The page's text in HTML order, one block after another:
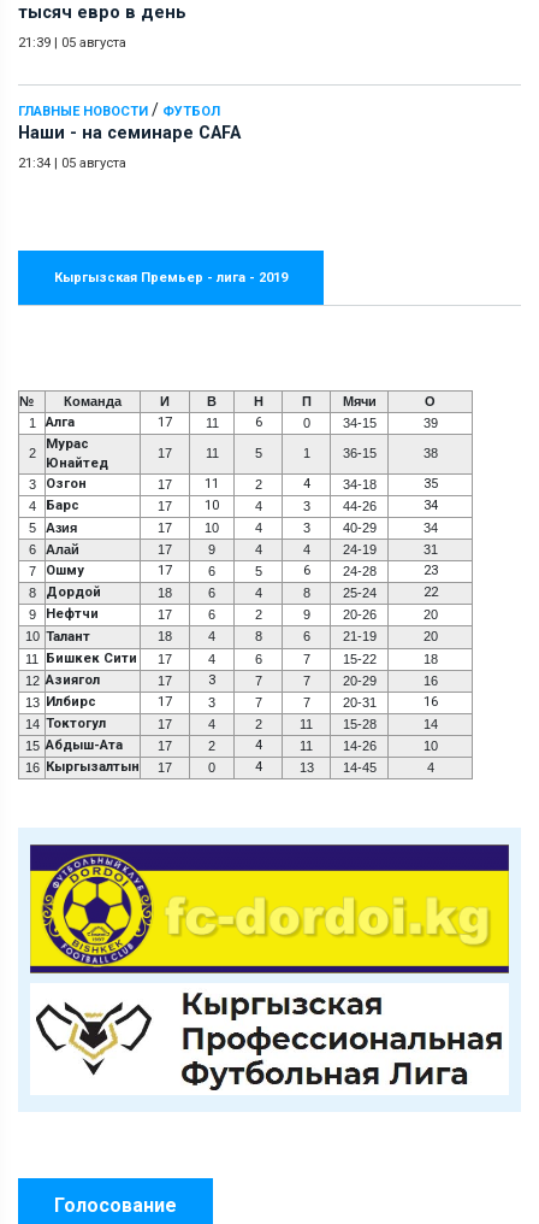
тысяч евро в день
21:39 | 05 августа
ГЛАВНЫЕ НОВОСТИ / ФУТБОЛ
Наши - на семинаре СAFA
21:34 | 05 августа
Кыргызская Премьер - лига - 2019
№ Команда И В Н П Мячи
О
1
Алга 17 11 6 0 34-15 39
2
Мурас
Юнайтед
17 11 5 1 36-15 38
3 Озгон 17 11 2 4 34-18 35
4 Барс 17 10 4 3 44-26 34
5 Азия 17 10 4 3 40-29
34
6
Алай 17 9 4 4 24-19
31
7
Ошму 17 6 5 6 24-28 23
8 Дордой 18 6 4 8 25-24 22
9 Нефтчи 17 6 2 9 20-26
20
10 Талант 18 4 8 6 21-19
20
11
Бишкек Сити 17 4 6 7 15-22
18
12 Азиягол 17 3 7 7 20-29
16
13 Илбирс 17 3 7 7 20-31 16
14 Токтогул 17 4 2 11 15-28
14
15 Абдыш-Ата 17 2 4 11 14-26
10
16 Кыргызалтын 17 0 4 13 14-45 4
Голосование